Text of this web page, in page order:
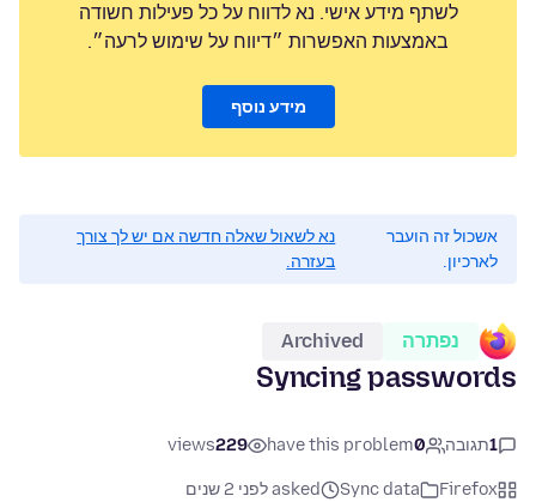
לשתף מידע אישי. נא לדווח על כל פעילות חשודה
באמצעות האפשרות ״דיווח על שימוש לרעה״.
מידע נוסף
אשכול זה הועבר
לארכיון.
נא לשאול שאלה חדשה אם יש לך צורך
בעזרה.
נפתרה Archived
Syncing passwords
1תגובה 0
have this problem
229
views
Firefox
Sync data
asked לפני 2 שנים